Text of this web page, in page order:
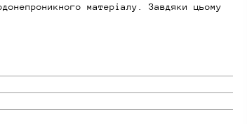
матеріалу. Завдяки цьому